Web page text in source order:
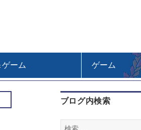
ーム ゲーム
ブログ内検索
検